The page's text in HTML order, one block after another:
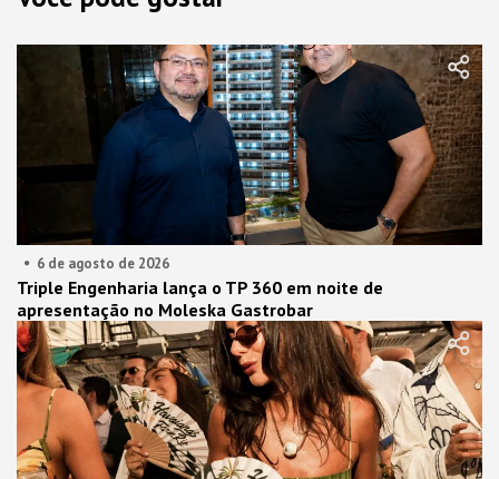
6 de agosto de 2026
Triple Engenharia lança o TP 360 em noite de
apresentação no Moleska Gastrobar